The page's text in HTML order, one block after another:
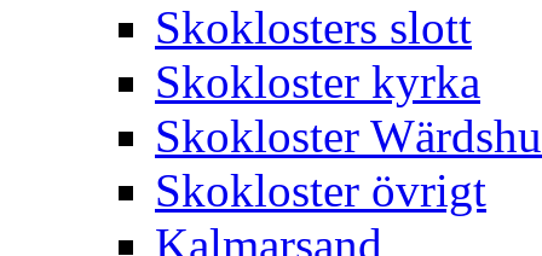
Skoklosters slott
Skokloster kyrka
Skokloster
Skokloster övrigt
Kalmarsand